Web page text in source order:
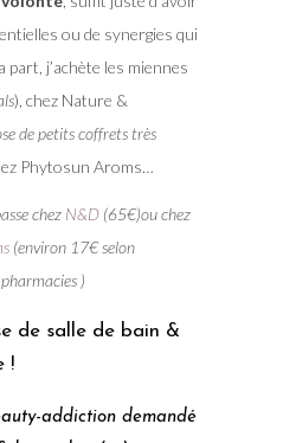
ou de synergies qui
j’achète les miennes
), chez Nature &
de petits coffrets très
Phytosun Aroms…
chez N&D(65€)ou chez
(environ 17€ selon
)
de salle de bain &
!
addiction demandé